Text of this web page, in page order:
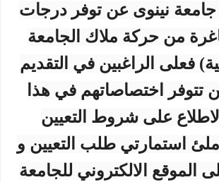
جامعة نينوى عن توفر درجات
من حركة ملاك الجامعة
فعلى الراغبين في التقديم
تتوفر اختصاصاتهم في هذا
الاطلاع على شروط التعيين
استمارتي طلب التعيين و
الموقع الالكتروني للجامعة